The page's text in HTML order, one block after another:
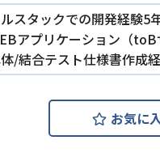
ルスタックでの開発経験5
アプリケーション（
体/結合テスト仕様書作成
お気に